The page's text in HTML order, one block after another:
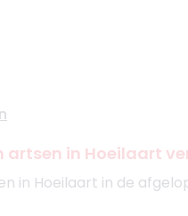
artsen in Hoeilaart
in Hoeilaart in de